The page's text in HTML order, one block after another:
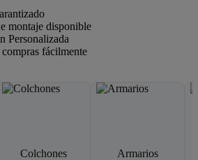
montaje disponible
Personalizada
fácilmente
Colchones Armarios